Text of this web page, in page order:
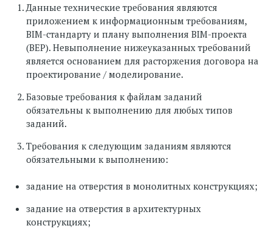
Данные технические требования являются
приложением к информационным требованиям,
BIM-стандарту и плану выполнения BIM-проекта
(BEP). Невыполнение нижеуказанных требований
является основанием для расторжения договора на
проектирование / моделирование.
Базовые требования к файлам заданий
обязательны к выполнению для любых типов
заданий.
Требования к следующим заданиям являются
обязательными к выполнению:
задание на отверстия в монолитных конструкциях;
задание на отверстия в архитектурных
конструкциях;